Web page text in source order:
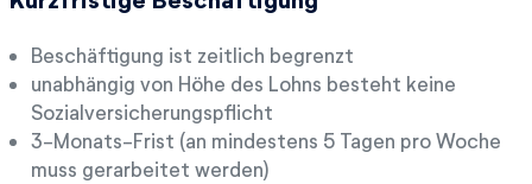
Beschäftigung ist zeitlich begrenzt
unabhängig von Höhe des Lohns besteht keine
Sozialversicherungspflicht
3-Monats-Frist (an mindestens 5 Tagen pro Woche
muss gerarbeitet werden)